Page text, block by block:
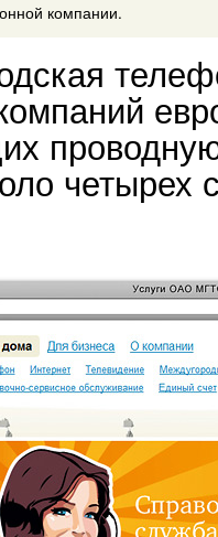
компании.
четырех